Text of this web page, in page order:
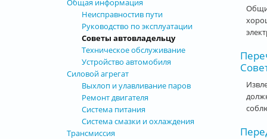
Общая информация
Неисправностив пути
Руководство по эксплуатации
Советы автовладельцу
Техническое обслуживание
Устройство автомобиля
Силовой агрегат
Выхлоп и улавливание паров
Ремонт двигателя
Система питания
Система смазки и охлаждения
Трансмиссия